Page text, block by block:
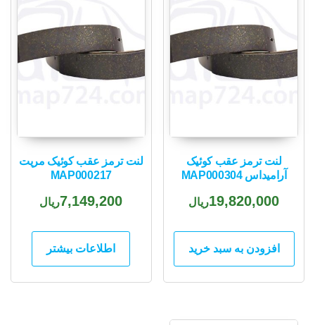
لنت ترمز عقب کوئیک
آرامیداس MAP000304
19,820,000ریال
افزودن به سبد خرید
لنت ترمز عقب کوئیک مریت
MAP000217
7,149,200ریال
اطلاعات بیشتر